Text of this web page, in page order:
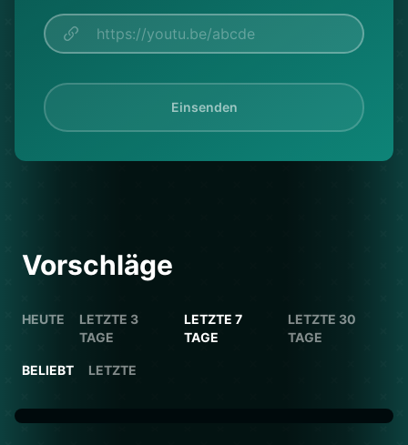
Einsenden
Vorschläge
HEUTE
LETZTE 3
TAGE
LETZTE 7
TAGE
LETZTE 30
TAGE
BELIEBT LETZTE